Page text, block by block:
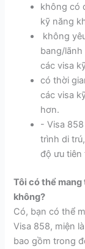
không có
kỹ năng
không
bang/
các visa
có thời
các visa
hơn.
- Visa
trình di
độ ưu tiên
Tôi có thể
không?
Có, bạn có thể
Visa 858, miện
bao gồm trong